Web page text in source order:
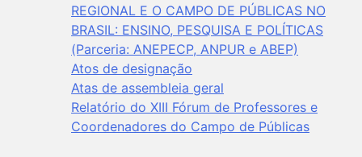
REGIONAL E O CAMPO DE PÚBLICAS NO
BRASIL: ENSINO, PESQUISA E POLÍTICAS
(Parceria: ANEPECP, ANPUR e ABEP)
Atos de designação
Atas de assembleia geral
Relatório do XIII Fórum de Professores e
Coordenadores do Campo de Públicas